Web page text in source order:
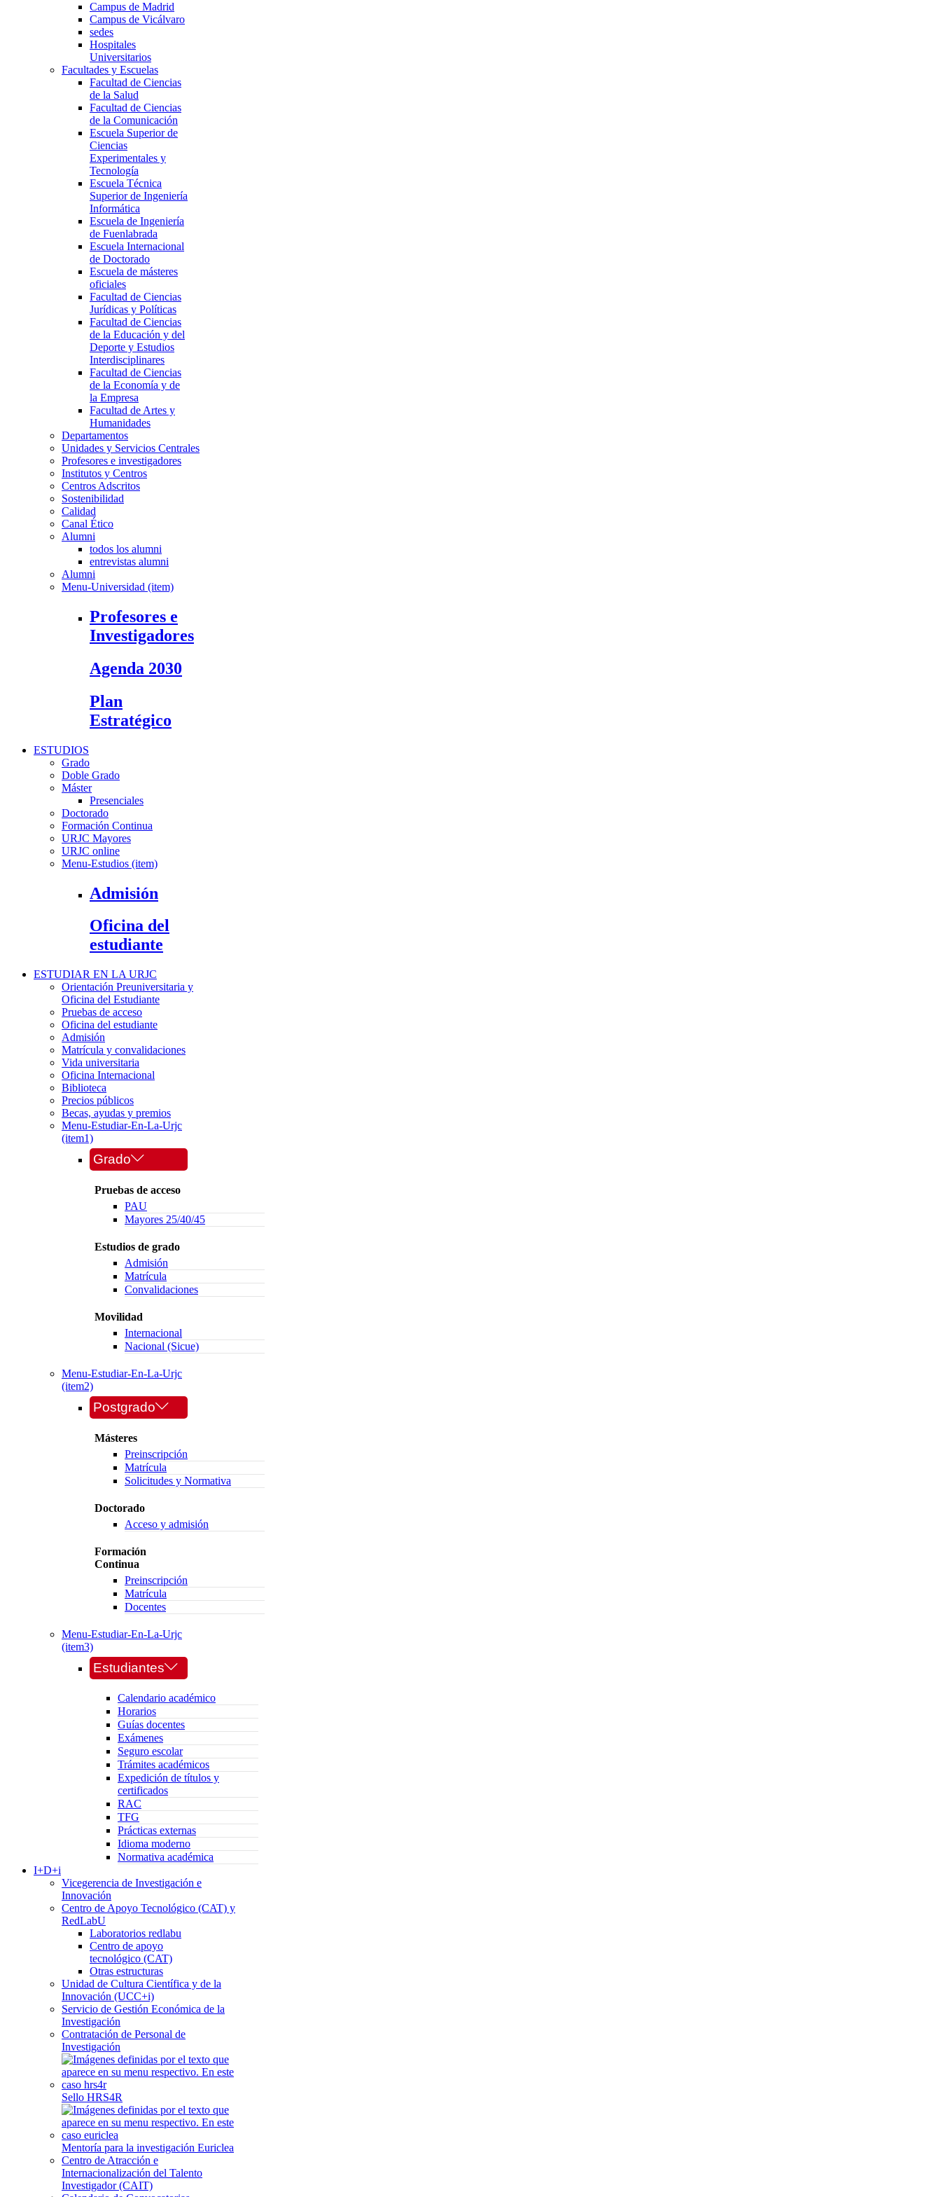
Campus de Madrid
Campus de Vicálvaro
sedes
Hospitales
Universitarios
Facultades y Escuelas
Facultad de Ciencias
de la Salud
Facultad de Ciencias
de la Comunicación
Escuela Superior de
Ciencias
Experimentales y
Tecnología
Escuela Técnica
Superior de Ingeniería
Informática
Escuela de Ingeniería
de Fuenlabrada
Escuela Internacional
de Doctorado
Escuela de másteres
oficiales
Facultad de Ciencias
Jurídicas y Políticas
Facultad de Ciencias
de la Educación y del
Deporte y Estudios
Interdisciplinares
Facultad de Ciencias
de la Economía y de
la Empresa
Facultad de Artes y
Humanidades
Departamentos
Unidades y Servicios Centrales
Profesores e investigadores
Institutos y Centros
Centros Adscritos
Sostenibilidad
Calidad
Canal Ético
Alumni
todos los alumni
entrevistas alumni
Alumni
Menu-Universidad (item)
Profesores e
Investigadores
Agenda 2030
Plan
Estratégico
ESTUDIOS
Grado
Doble Grado
Máster
Presenciales
Doctorado
Formación Continua
URJC Mayores
URJC online
Menu-Estudios (item)
Admisión
Oficina del
estudiante
ESTUDIAR EN LA URJC
Orientación Preuniversitaria y
Oficina del Estudiante
Pruebas de acceso
Oficina del estudiante
Admisión
Matrícula y convalidaciones
Vida universitaria
Oficina Internacional
Biblioteca
Precios públicos
Becas, ayudas y premios
Menu-Estudiar-En-La-Urjc
(item1)
Grado
Pruebas de acceso
PAU
Mayores 25/40/45
Estudios de grado
Admisión
Matrícula
Convalidaciones
Movilidad
Internacional
Nacional (Sicue)
Menu-Estudiar-En-La-Urjc
(item2)
Postgrado
Másteres
Preinscripción
Matrícula
Solicitudes y Normativa
Doctorado
Acceso y admisión
Formación
Continua
Preinscripción
Matrícula
Docentes
Menu-Estudiar-En-La-Urjc
(item3)
Estudiantes
Calendario académico
Horarios
Guías docentes
Exámenes
Seguro escolar
Trámites académicos
Expedición de títulos y
certificados
RAC
TFG
Prácticas externas
Idioma moderno
Normativa académica
I+D+i
Vicegerencia de Investigación e
Innovación
Centro de Apoyo Tecnológico (CAT) y
RedLabU
Laboratorios redlabu
Centro de apoyo
tecnológico (CAT)
Otras estructuras
Unidad de Cultura Científica y de la
Innovación (UCC+i)
Servicio de Gestión Económica de la
Investigación
Contratación de Personal de
Investigación
Sello HRS4R
Mentoría para la investigación Euriclea
Centro de Atracción e
Internacionalización del Talento
Investigador (CAIT)